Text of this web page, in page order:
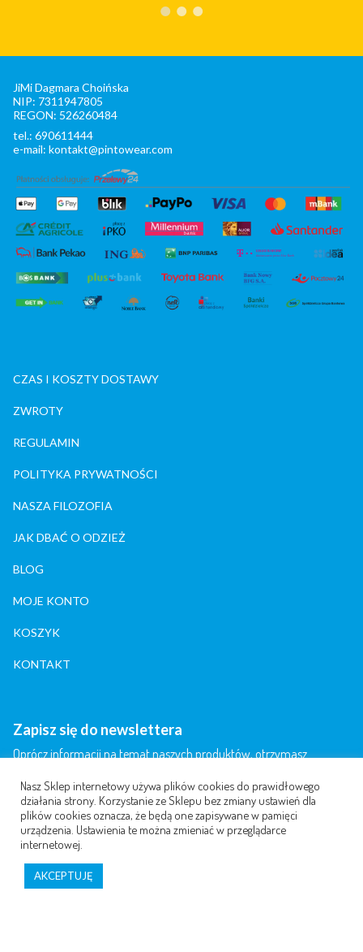
JiMi Dagmara Choińska
NIP: 7311947805
REGON: 526260484
tel.: 690611444
e-mail: kontakt@pintowear.com
CZAS I KOSZTY DOSTAWY
ZWROTY
REGULAMIN
POLITYKA PRYWATNOŚCI
NASZA FILOZOFIA
JAK DBAĆ O ODZIEŻ
BLOG
MOJE KONTO
KOSZYK
KONTAKT
Zapisz się do newslettera
Oprócz informacji na temat naszych produktów, otrzymasz
partnerów.
Nasz Sklep internetowy używa plików cookies do prawidłowego
działania strony. Korzystanie ze Sklepu bez zmiany ustawień dla
plików cookies oznacza, że będą one zapisywane w pamięci
urządzenia. Ustawienia te można zmieniać w przeglądarce
internetowej.
AKCEPTUJĘ